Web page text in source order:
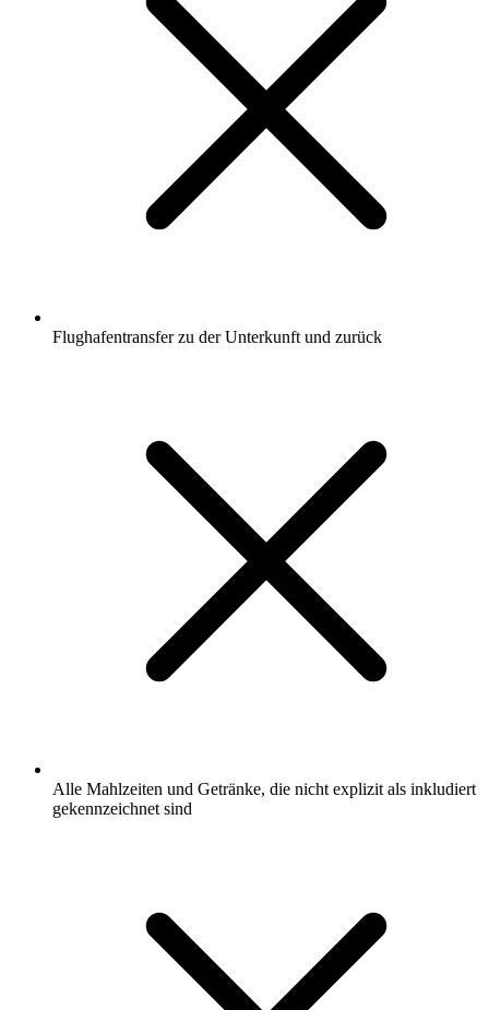
Flughafentransfer zu der Unterkunft und zurück
Alle Mahlzeiten und Getränke, die nicht explizit als inkludiert
gekennzeichnet sind